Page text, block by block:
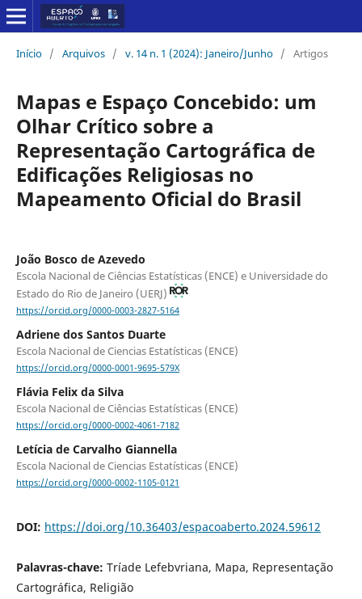
Início / Arquivos / v. 14 n. 1 (2024): Janeiro/Junho / Artigos
Mapas e Espaço Concebido: um
Olhar Crítico sobre a
Representação Cartográfica de
Edificações Religiosas no
Mapeamento Oficial do Brasil
João Bosco de Azevedo
Escola Nacional de Ciências Estatísticas (ENCE) e Universidade do
Estado do Rio de Janeiro (UERJ)
https://orcid.org/0000-0003-2827-5164
Adriene dos Santos Duarte
Escola Nacional de Ciencias Estatísticas (ENCE)
https://orcid.org/0000-0001-9695-579X
Flávia Felix da Silva
Escola Nacional de Ciências Estatísticas (ENCE)
https://orcid.org/0000-0002-4061-7182
Letícia de Carvalho Giannella
Escola Nacional de Ciencias Estatísticas (ENCE)
https://orcid.org/0000-0002-1105-0121
DOI: https://doi.org/10.36403/espacoaberto.2024.59612
Palavras-chave: Tríade Lefebvriana, Mapa, Representação
Cartográfica, Religião